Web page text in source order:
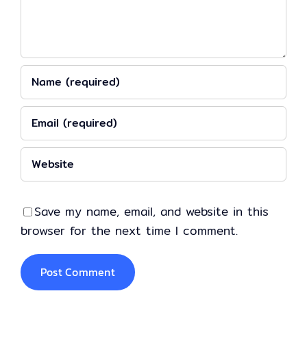
Save my name, email, and website in this
browser for the next time I comment.